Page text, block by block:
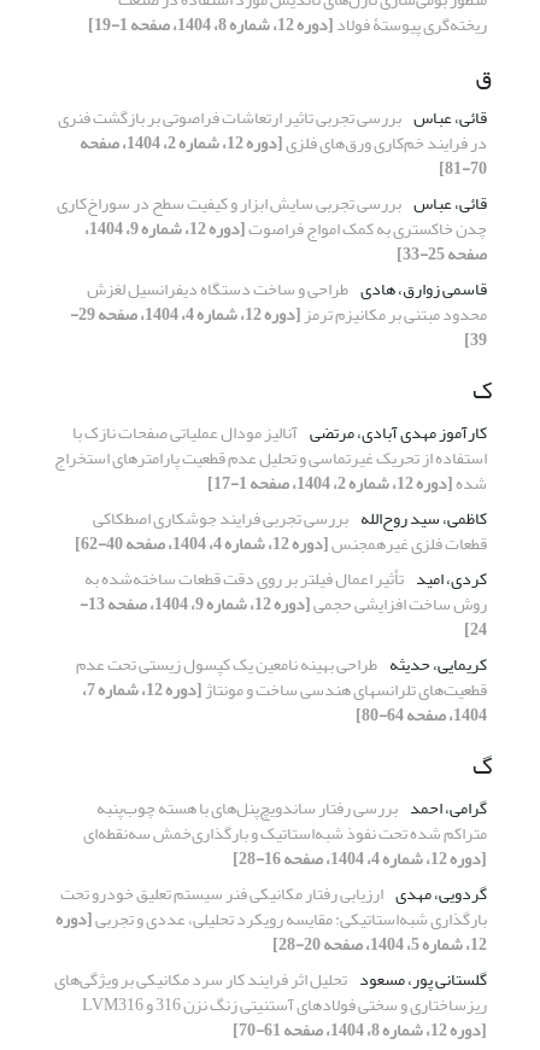
ریخته‌گری پیوستۀ فولاد[دوره 12، شماره 8، 1404، صفحه 1-19]
ق
قائی، عباس بررسی تجربی تاثیر ارتعاشات فراصوتی بر بازگشت فنری
در فرایند خم‌کاری ورق‌های فلزی [دوره 12، شماره 2، 1404، صفحه
70-81]
قائی، عباس بررسی تجربی سایش ابزار و کیفیت سطح در سوراخ‌کاری
چدن خاکستری به کمک امواج فراصوت [دوره 12، شماره 9، 1404،
صفحه 25-33]
قاسمی زوارق، هادی طراحی و ساخت دستگاه دیفرانسیل لغزش
محدود مبتنی بر مکانیزم ترمز [دوره 12، شماره 4، 1404، صفحه 29-
39]
ک
کارآموز مهدی آبادی، مرتضی آنالیز مودال عملیاتی صفحات نازک با
استفاده از تحریک غیرتماسی و تحلیل عدم قطعیت پارامترهای استخراج
شده[دوره 12، شماره 2، 1404، صفحه 1-17]
کاظمی، سید روح‌الله بررسی تجربی فرایند جوشکاری اصطکاکی
قطعات فلزی غیرهمجنس[دوره 12، شماره 4، 1404، صفحه 40-62]
کردی، امید تأثیر اعمال فیلتر بر روی دقت قطعات ساخته‌شده به
روش ساخت افزایشی حجمی [دوره 12، شماره 9، 1404، صفحه 13-
24]
کریمایی، حدیثه طراحی بهینه نامعین یک کپسول زیستی تحت عدم
قطعیت‌های تلرانس‏های هندسی ساخت و مونتاژ [دوره 12، شماره 7،
1404، صفحه 64-80]
گ
گرامی، احمد بررسی رفتار ساندویچ‌پنل‌های با هسته چوب‌پنبه
متراکم شده تحت نفوذ شبه‌استاتیک و بارگذاری‌خمش سه‌نقطه‌ای
[دوره 12، شماره 4، 1404، صفحه 16-28]
گردویی، مهدی ارزیابی رفتار مکانیکی فنر سیستم تعلیق خودرو تحت
بارگذاری شبه‌استاتیکی: مقایسه رویکرد تحلیلی، عددی و تجربی[دوره
12، شماره 5، 1404، صفحه 20-28]
گلستانی پور، مسعود تحلیل اثر فرایند کار سرد مکانیکی بر ویژگی‌های
ریزساختاری و سختی فولادهای آستنیتی زنگ نزن 316 و LVM316
[دوره 12، شماره 8، 1404، صفحه 61-70]